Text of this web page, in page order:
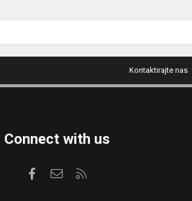
Kontaktirajte nas
Connect with us
FacebookKontaktirajte nas